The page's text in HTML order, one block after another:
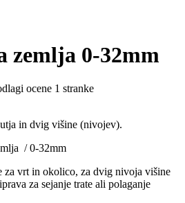
zemlja 0-32mm
ocene 1 stranke
in dvig višine (nivojev).
/ 0-32mm
za vrt in okolico, za dvig nivoja višine
za sejanje trate ali polaganje